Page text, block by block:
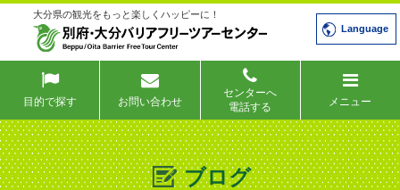
大分県の観光をもっと楽しくハッピーに！
Language
目的で探す お問い合わせ
センターへ
電話する
メニュー
ブログ